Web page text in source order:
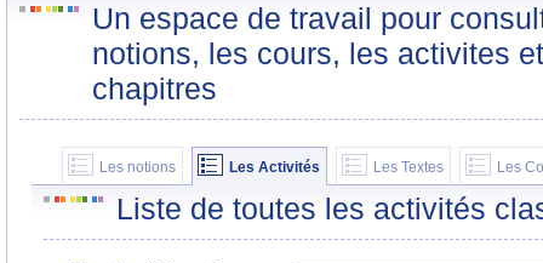
Un espace de travail pour
notions, les cours, les activites
chapitres
Les notions Les Activités Les Textes Les
Liste de toutes les activités